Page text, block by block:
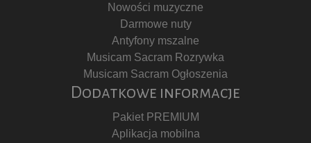
Nowości muzyczne
Darmowe nuty
Antyfony mszalne
Musicam Sacram Rozrywka
Musicam Sacram Ogłoszenia
Dodatkowe informacje
Pakiet PREMIUM
Aplikacja mobilna